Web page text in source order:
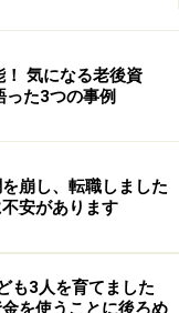
。
円
険、自動車税、ガ
はなし。買い換え
気になる老後資
った3つの事例
崩し、転職しました
安があります
も3人を育てました
を使うことに後ろめ